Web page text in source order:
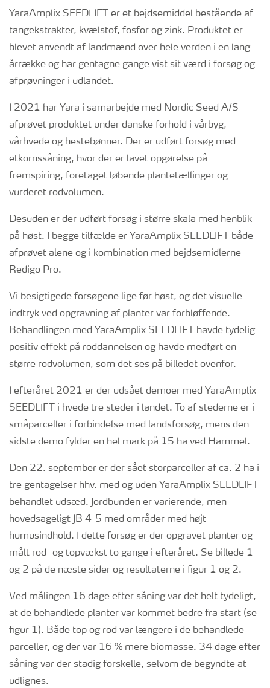
YaraAmplix SEEDLIFT er et bejdsemiddel bestående af
tangekstrakter, kvælstof, fosfor og zink. Produktet er
blevet anvendt af landmænd over hele verden i en lang
årrække og har gentagne gange vist sit værd i forsøg og
afprøvninger i udlandet.
I 2021 har Yara i samarbejde med Nordic Seed A/S
afprøvet produktet under danske forhold i vårbyg,
vårhvede og hestebønner. Der er udført forsøg med
etkornssåning, hvor der er lavet opgørelse på
fremspiring, foretaget løbende plantetællinger og
vurderet rodvolumen.
Desuden er der udført forsøg i større skala med henblik
på høst. I begge tilfælde er YaraAmplix SEEDLIFT både
afprøvet alene og i kombination med bejdsemidlerne
Redigo Pro.
Vi besigtigede forsøgene lige før høst, og det visuelle
indtryk ved opgravning af planter var forbløffende.
Behandlingen med YaraAmplix SEEDLIFT havde tydelig
positiv effekt på roddannelsen og havde medført en
større rodvolumen, som det ses på billedet ovenfor.
I efteråret 2021 er der udsået demoer med YaraAmplix
SEEDLIFT i hvede tre steder i landet. To af stederne er i
småparceller i forbindelse med landsforsøg, mens den
sidste demo fylder en hel mark på 15 ha ved Hammel.
Den 22. september er der sået storparceller af ca. 2 ha i
tre gentagelser hhv. med og uden YaraAmplix SEEDLIFT
behandlet udsæd. Jordbunden er varierende, men
hovedsageligt JB 4-5 med områder med højt
humusindhold. I dette forsøg er der opgravet planter og
målt rod- og topvækst to gange i efteråret. Se billede 1
og 2 på de næste sider og resultaterne i figur 1 og 2.
Ved målingen 16 dage efter såning var det helt tydeligt,
at de behandlede planter var kommet bedre fra start (se
figur 1). Både top og rod var længere i de behandlede
parceller, og der var 16 % mere biomasse. 34 dage efter
såning var der stadig forskelle, selvom de begyndte at
udlignes.